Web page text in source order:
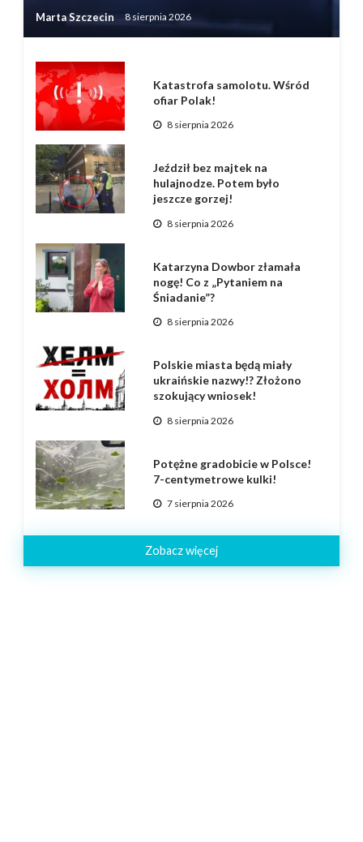
Marta Szczecin 8 sierpnia 2026
Katastrofa samolotu. Wśród
ofiar Polak!
8 sierpnia 2026
Jeździł bez majtek na
hulajnodze. Potem było
jeszcze gorzej!
8 sierpnia 2026
Katarzyna Dowbor złamała
nogę! Co z „Pytaniem na
Śniadanie”?
8 sierpnia 2026
Polskie miasta będą miały
ukraińskie nazwy!? Złożono
szokujący wniosek!
8 sierpnia 2026
Potężne gradobicie w Polsce!
7-centymetrowe kulki!
7 sierpnia 2026
Zobacz więcej